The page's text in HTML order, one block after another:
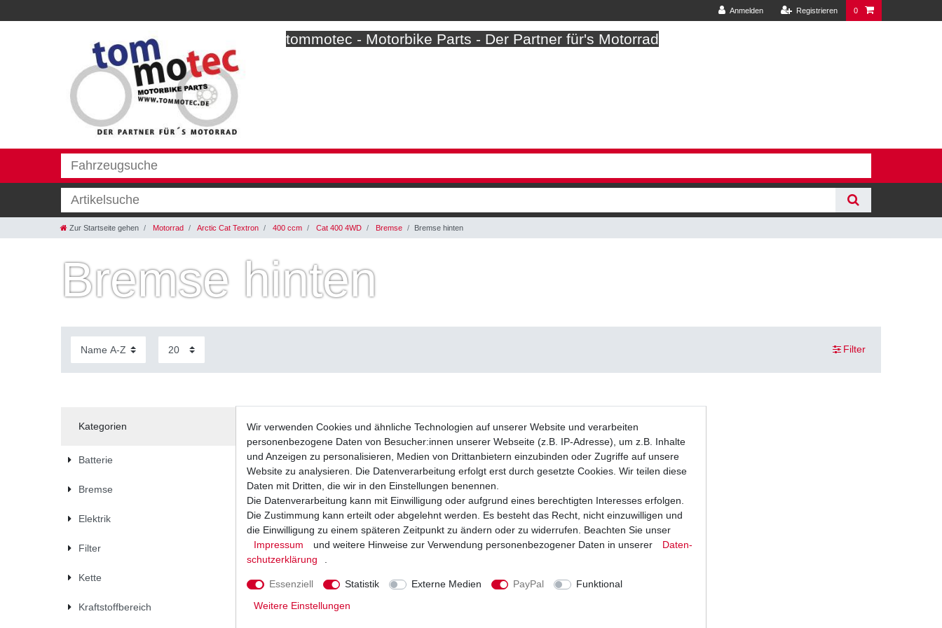
Anmelden Registrieren 0
tommotec - Motorbike Parts - Der Partner für's Motorrad
Zur Startseite gehen Motorrad Arctic Cat Textron 400 ccm Cat 400 4WD Bremse Bremse hinten
Bremse hinten
Filter
Kategorien
Batterie
Bremse
Elektrik
Filter
Kette
Kraftstoffbereich
Bremsbeläge EBC FA 395 FA395 Bremsklötze
Wir verwenden Cookies und ähnliche Technologien auf unserer Website und verarbeiten
personenbezogene Daten von Besucher:innen unserer Webseite (z.B. IP-Adresse), um z.B. Inhalte
und Anzeigen zu personalisieren, Medien von Drittanbietern einzubinden oder Zugriffe auf unsere
Website zu analysieren. Die Datenverarbeitung erfolgt erst durch gesetzte Cookies. Wir teilen diese
Daten mit Dritten, die wir in den Einstellungen benennen.
Die Datenverarbeitung kann mit Einwilligung oder aufgrund eines berechtigten Interesses erfolgen.
Die Zustimmung kann erteilt oder abgelehnt werden. Es besteht das Recht, nicht einzuwilligen und
die Einwilligung zu einem späteren Zeitpunkt zu ändern oder zu widerrufen. Beachten Sie unser
Impressum
und weitere Hinweise zur Verwendung personenbezogener Daten in unserer
Daten­
schutz­erklärung
Essenziell Statistik Externe Medien PayPal
Funktional
Weitere Einstellungen